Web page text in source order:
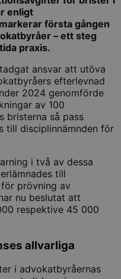
enligt
första gången
– ett steg
praxis.
ansvar att utöva
efterlevnad
2024 genomförde
av 100
bristerna så pass
till disciplinnämnden för
i två av dessa
till
prövning av
nu beslutat att
respektive 45 000
allvarliga
i advokatbyråernas